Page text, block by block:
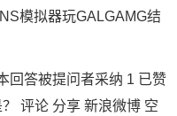
模拟器玩GALGAMG结
回答被提问者采纳 1 已赞
评论 分享 新浪微博 空